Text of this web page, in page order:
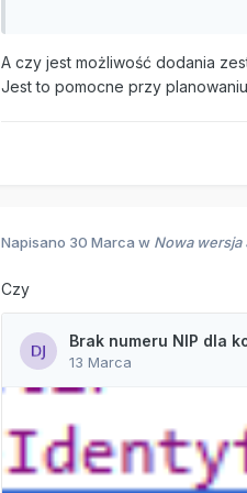
pobieranie zamówień z
automatyczne
A czy jest możliwość dodania
Jest to pomocne przy
Napisano 30 Marca w Nowa wersja
Czy